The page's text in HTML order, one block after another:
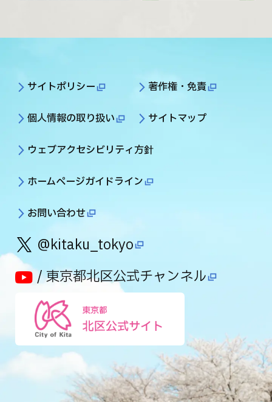
サイトポリシー 著作権・免責
個人情報の取り扱い サイトマップ
ウェブアクセシビリティ方針
ホームページガイドライン
お問い合わせ
@kitaku_tokyo
/ 東京都北区公式チャンネル